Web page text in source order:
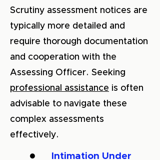
Scrutiny assessment notices are
typically more detailed and
require thorough documentation
and cooperation with the
Assessing Officer. Seeking
professional assistance is often
advisable to navigate these
complex assessments
effectively.
●
Intimation Under